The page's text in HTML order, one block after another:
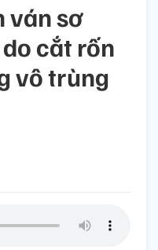
ván sơ
cắt rốn
vô trùng